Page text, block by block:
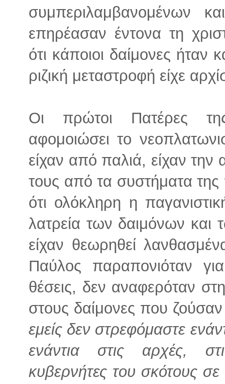
συμπεριλαμβανομένων
επηρέασαν έντονα τη
ότι κάποιοι δαίμονες ήταν
ριζική μεταστροφή είχε
Οι πρώτοι Πατέρες
αφομοιώσει το
είχαν από παλιά, είχαν
τους από τα συστήματα της
ότι ολόκληρη η
λατρεία των δαιμόνων
είχαν θεωρηθεί
Παύλος παραπονιόταν
θέσεις, δεν αναφερόταν
στους δαίμονες που
εμείς δεν στρεφόμαστε
ενάντια στις αρχές,
κυβερνήτες του σκότους